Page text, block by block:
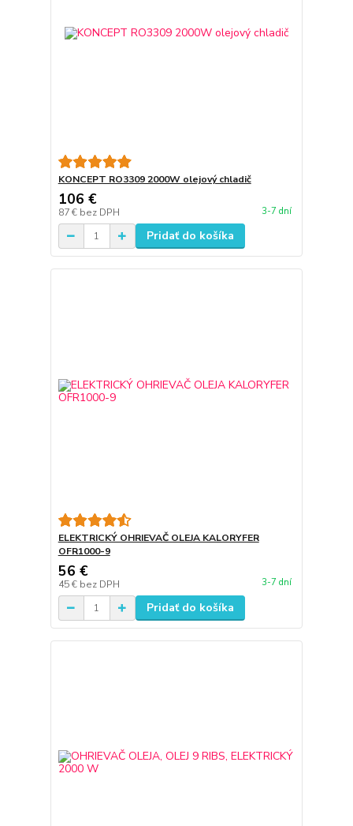
KONCEPT RO3309 2000W olejový chladič
106 €
87 € bez DPH 3-7 dní
Pridať do košíka
ELEKTRICKÝ OHRIEVAČ OLEJA KALORYFER
OFR1000-9
56 €
45 € bez DPH 3-7 dní
Pridať do košíka